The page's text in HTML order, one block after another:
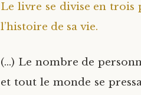
Le livre se divise en trois
l’histoire de sa vie.
(…) Le nombre de
et tout le monde se